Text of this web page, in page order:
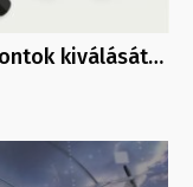
kiválását…